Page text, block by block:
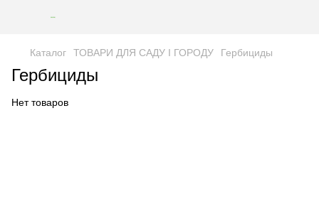
Каталог ТОВАРИ ДЛЯ САДУ І ГОРОДУ Гербициды
Гербициды
Нет товаров